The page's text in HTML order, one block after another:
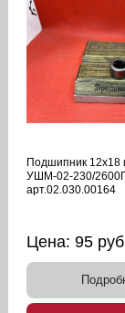
Подшипник 12х18
УШМ-02-230/
арт.02.030.00164
Цена:95